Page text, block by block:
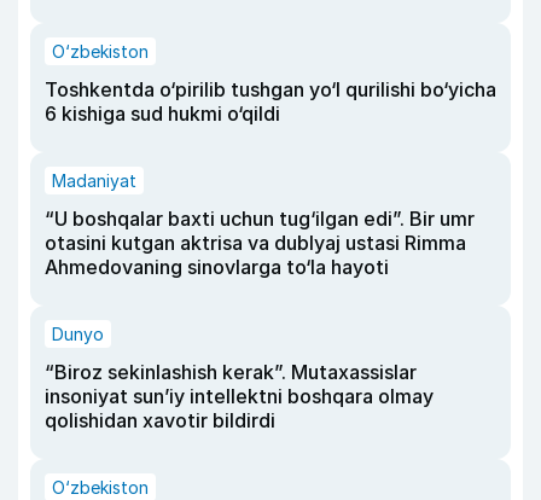
O‘zbekiston
Toshkentda o‘pirilib tushgan yo‘l qurilishi bo‘yicha
6 kishiga sud hukmi o‘qildi
Madaniyat
“U boshqalar baxti uchun tug‘ilgan edi”. Bir umr
otasini kutgan aktrisa va dublyaj ustasi Rimma
Ahmedovaning sinovlarga to‘la hayoti
Dunyo
“Biroz sekinlashish kerak”. Mutaxassislar
insoniyat sun’iy intellektni boshqara olmay
qolishidan xavotir bildirdi
O‘zbekiston